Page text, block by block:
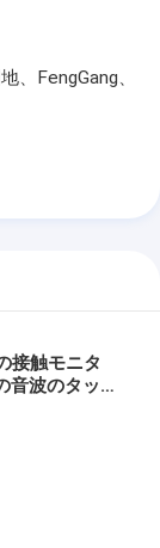
、FengGang、
接触モニタ
音波のタッチ